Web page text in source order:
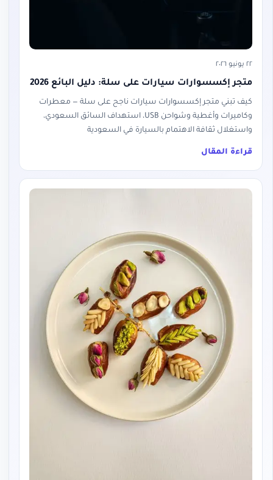
٢٢ يونيو ٢٠٢٦
متجر إكسسوارات سيارات على سلة: دليل البائع 2026
كيف تبني متجر إكسسوارات سيارات ناجح على سلة — معطرات
وكاميرات وأغطية وشواحن USB، استهداف السائق السعودي،
واستغلال ثقافة الاهتمام بالسيارة في السعودية
قراءة المقال